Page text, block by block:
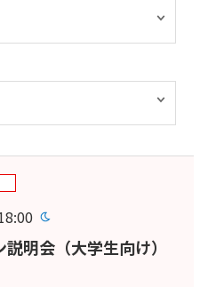
明会（大学生向け）